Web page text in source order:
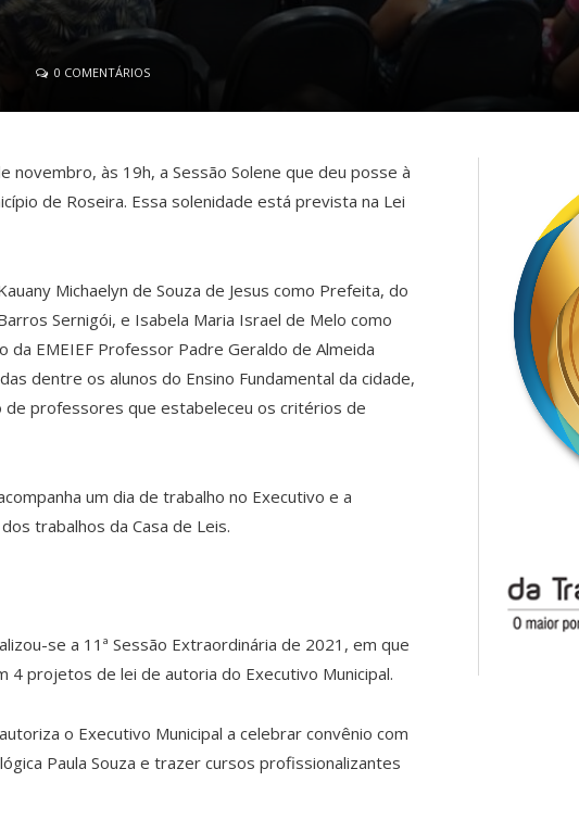
0 COMENTÁRIOS
novembro, às 19h, a Sessão Solene que deu posse à
de Roseira. Essa solenidade está prevista na Lei
Michaelyn de Souza de Jesus como Prefeita, do
Sernigói, e Isabela Maria Israel de Melo como
da EMEIEF Professor Padre Geraldo de Almeida
dentre os alunos do Ensino Fundamental da cidade,
de professores que estabeleceu os critérios de
um dia de trabalho no Executivo e a
trabalhos da Casa de Leis.
se a 11ª Sessão Extraordinária de 2021, em que
projetos de lei de autoria do Executivo Municipal.
o Executivo Municipal a celebrar convênio com
Paula Souza e trazer cursos profissionalizantes